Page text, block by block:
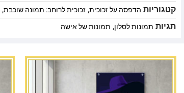
קטגוריות הדפסה על זכוכית,זכוכית לרוחב: תמונה שוכבת,
תגיות תמונות לסלון, תמונות של אישה